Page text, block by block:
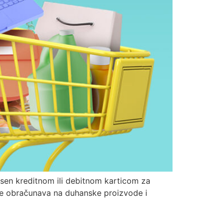
kreditnom ili debitnom karticom za
obračunava na duhanske proizvode i